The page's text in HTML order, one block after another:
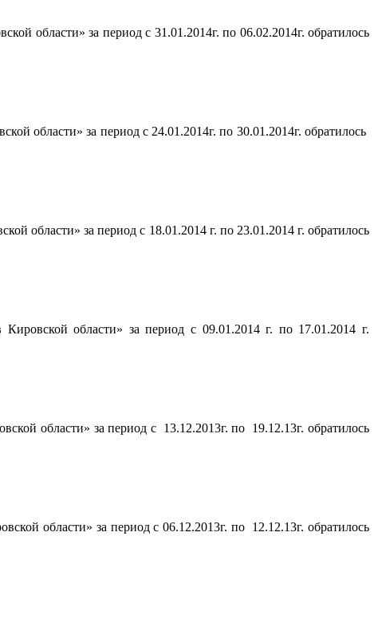
области» за период с 31.01.2014г. по 06.02.2014г. обратилось
области» за период с 24.01.2014г. по 30.01.2014г. обратилось
области» за период с 18.01.2014 г. по 23.01.2014 г. обратилось
области» за период с 09.01.2014 г. по 17.01.2014 г.
области» за период с 13.12.2013г. по 19.12.13г. обратилось
области» за период с 06.12.2013г. по 12.12.13г. обратилось